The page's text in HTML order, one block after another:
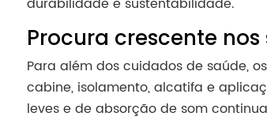
Procura crescente
Para além dos cuidados de saúde,
cabine, isolamento, alcatifa e
leves e de absorção de som